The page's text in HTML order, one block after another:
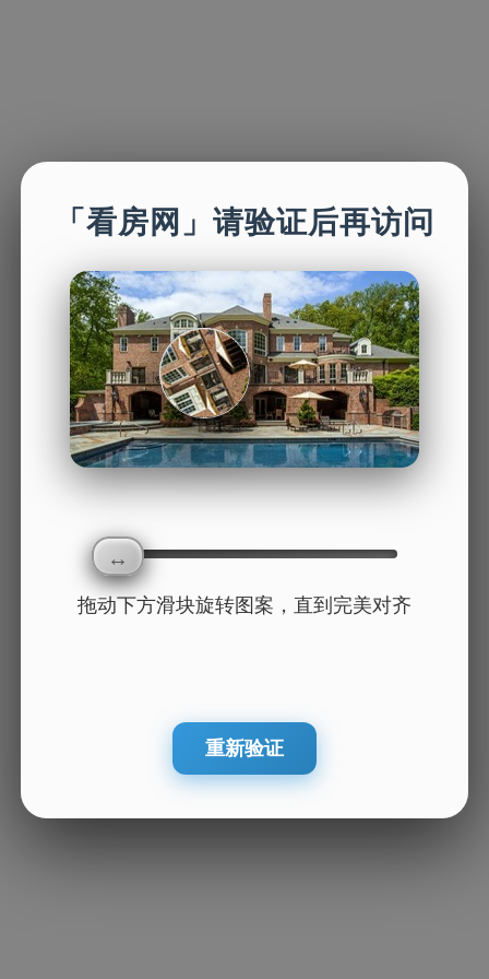
「看房网」请验证后再访问
拖动下方滑块旋转图案，直到完美对齐
重新验证